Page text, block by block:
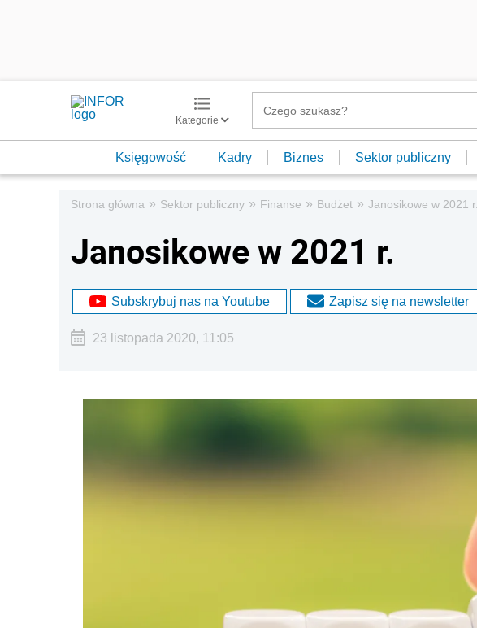
Kategorie
Księgowość Kadry Biznes Sektor publiczny
Strona główna » Sektor publiczny » Finanse » Budżet » Janosikowe w 2021 r.
Janosikowe w 2021 r.
Subskrybuj nas na Youtube Zapisz się na newsletter
23 listopada 2020, 11:05